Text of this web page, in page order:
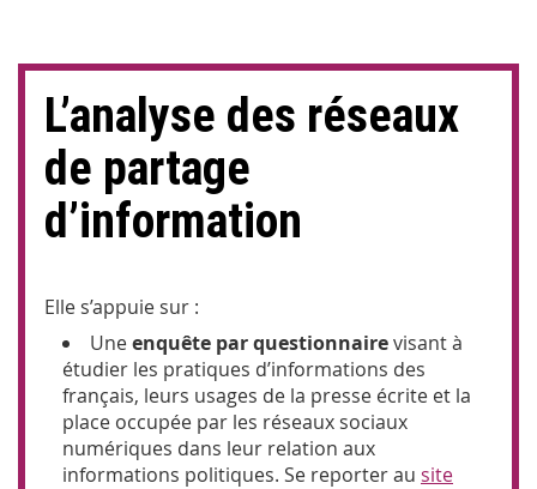
L’analyse des réseaux
de partage
d’information
Elle s’appuie sur :
Uneenquête par questionnairevisant à
étudier les pratiques d’informations des
français, leurs usages de la presse écrite et la
place occupée par les réseaux sociaux
numériques dans leur relation aux
informations politiques. Se reporter au site